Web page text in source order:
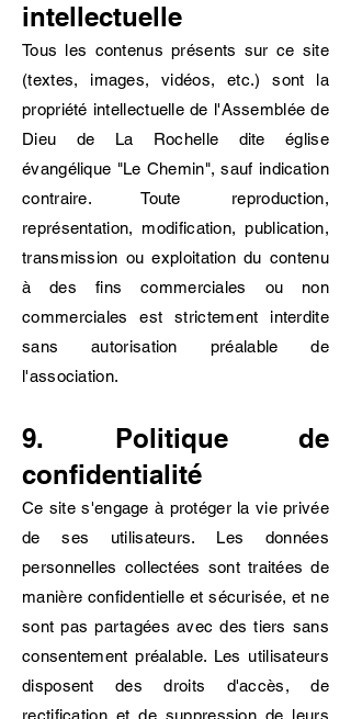
intellectuelle
Tous les contenus présents sur ce site
(textes, images, vidéos, etc.) sont la
propriété intellectuelle de l'Assemblée de
Dieu de La Rochelle dite église
évangélique "Le Chemin", sauf indication
contraire. Toute reproduction,
représentation, modification, publication,
transmission ou exploitation du contenu
à des fins commerciales ou non
commerciales est strictement interdite
sans autorisation préalable de
l'association.
9. Politique de
confidentialité
Ce site s'engage à protéger la vie privée
de ses utilisateurs. Les données
personnelles collectées sont traitées de
manière confidentielle et sécurisée, et ne
sont pas partagées avec des tiers sans
consentement préalable. Les utilisateurs
disposent des droits d'accès, de
rectification et de suppression de leurs